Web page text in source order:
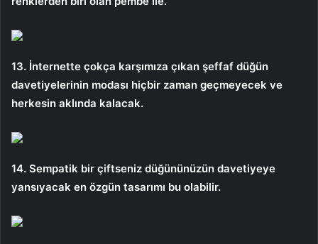
13. İnternette çokça karşımıza çıkan şeffaf düğün
davetiyelerinin modası hiçbir zaman geçmeyecek ve
herkesin aklında kalacak.
14. Sempatik bir çiftseniz düğününüzün davetiyeye
yansıyacak en özgün tasarımı bu olabilir.